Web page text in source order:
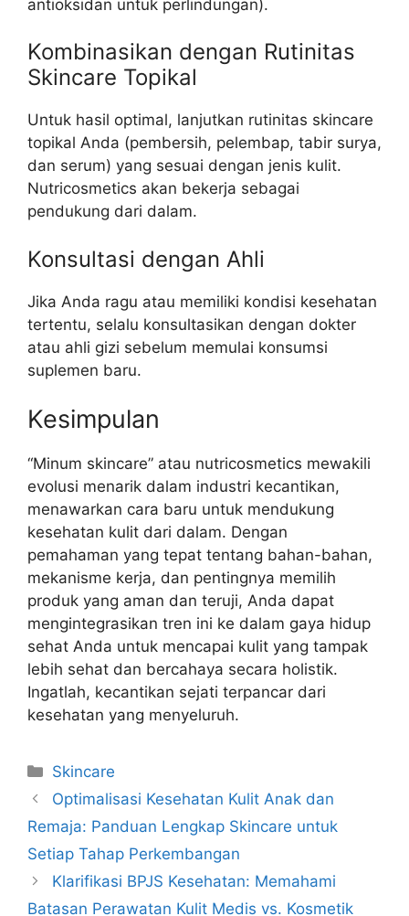
antioksidan untuk perlindungan).
Kombinasikan dengan Rutinitas
Skincare Topikal
Untuk hasil optimal, lanjutkan rutinitas skincare
topikal Anda (pembersih, pelembap, tabir surya,
dan serum) yang sesuai dengan jenis kulit.
Nutricosmetics akan bekerja sebagai
pendukung dari dalam.
Konsultasi dengan Ahli
Jika Anda ragu atau memiliki kondisi kesehatan
tertentu, selalu konsultasikan dengan dokter
atau ahli gizi sebelum memulai konsumsi
suplemen baru.
Kesimpulan
“Minum skincare” atau nutricosmetics mewakili
evolusi menarik dalam industri kecantikan,
menawarkan cara baru untuk mendukung
kesehatan kulit dari dalam. Dengan
pemahaman yang tepat tentang bahan-bahan,
mekanisme kerja, dan pentingnya memilih
produk yang aman dan teruji, Anda dapat
mengintegrasikan tren ini ke dalam gaya hidup
sehat Anda untuk mencapai kulit yang tampak
lebih sehat dan bercahaya secara holistik.
Ingatlah, kecantikan sejati terpancar dari
kesehatan yang menyeluruh.
Kategori
Skincare
Optimalisasi Kesehatan Kulit Anak dan
Remaja: Panduan Lengkap Skincare untuk
Setiap Tahap Perkembangan
Klarifikasi BPJS Kesehatan: Memahami
Batasan Perawatan Kulit Medis vs. Kosmetik